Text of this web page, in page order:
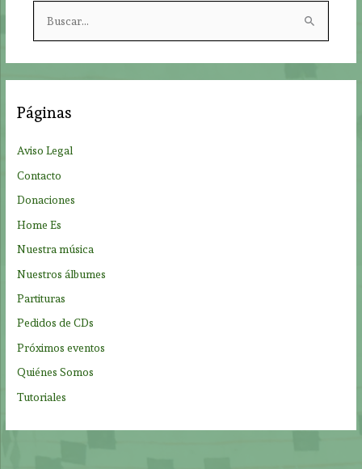
r
:
Páginas
Aviso Legal
Contacto
Donaciones
Home Es
Nuestra música
Nuestros álbumes
Partituras
Pedidos de CDs
Próximos eventos
Quiénes Somos
Tutoriales